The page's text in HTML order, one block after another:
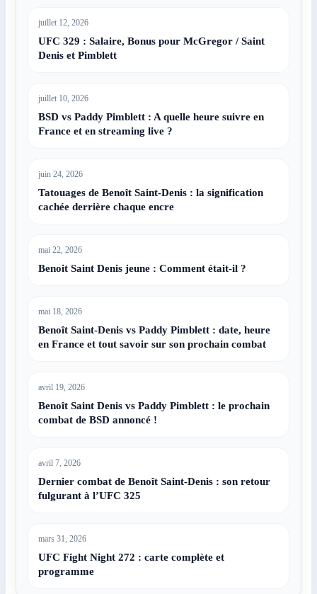
juillet 12, 2026
UFC 329 : Salaire, Bonus pour McGregor / Saint
Denis et Pimblett
juillet 10, 2026
BSD vs Paddy Pimblett : A quelle heure suivre en
France et en streaming live ?
juin 24, 2026
Tatouages de Benoît Saint-Denis : la signification
cachée derrière chaque encre
mai 22, 2026
Benoit Saint Denis jeune : Comment était-il ?
mai 18, 2026
Benoît Saint-Denis vs Paddy Pimblett : date, heure
en France et tout savoir sur son prochain combat
avril 19, 2026
Benoît Saint Denis vs Paddy Pimblett : le prochain
combat de BSD annoncé !
avril 7, 2026
Dernier combat de Benoît Saint-Denis : son retour
fulgurant à l’UFC 325
mars 31, 2026
UFC Fight Night 272 : carte complète et
programme